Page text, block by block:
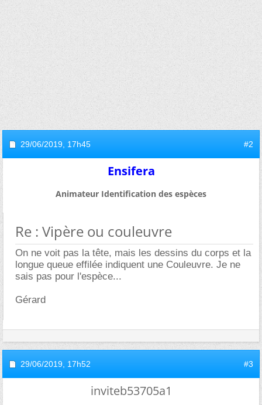
29/06/2019, 17h45 #2
Ensifera
Animateur Identification des espèces
Re : Vipère ou couleuvre
On ne voit pas la tête, mais les dessins du corps et la
longue queue effilée indiquent une Couleuvre. Je ne
sais pas pour l'espèce...
Gérard
29/06/2019, 17h52 #3
inviteb53705a1